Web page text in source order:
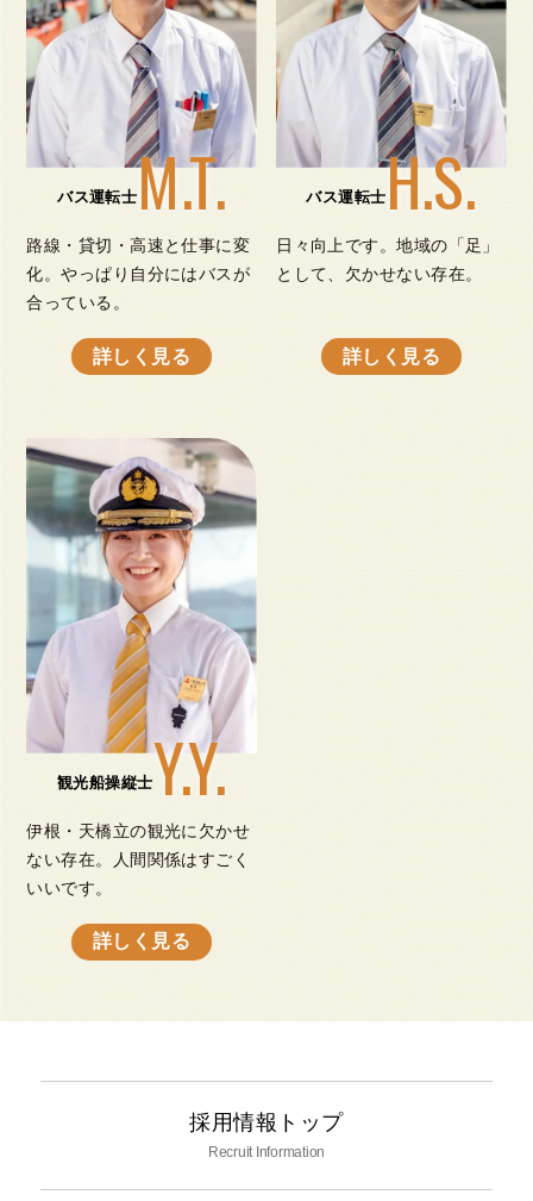
バス運転士M.T.
路線・貸切・高速と仕事に変
化。やっぱり自分にはバスが
合っている。
詳しく見る
バス運転士H.S.
日々向上です。地域の「足」
として、欠かせない存在。
詳しく見る
観光船操縦士Y.Y.
伊根・天橋立の観光に欠かせ
ない存在。人間関係はすごく
いいです。
詳しく見る
採用情報トップ
Recruit Information